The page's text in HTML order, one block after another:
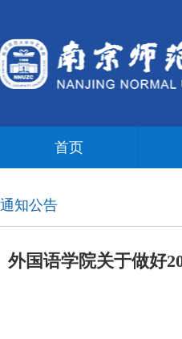
首页
通知公告
外国语学院关于做好